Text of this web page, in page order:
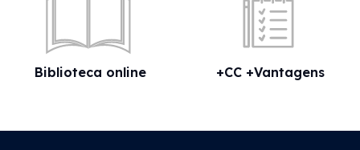
Biblioteca online +CC +Vantagens